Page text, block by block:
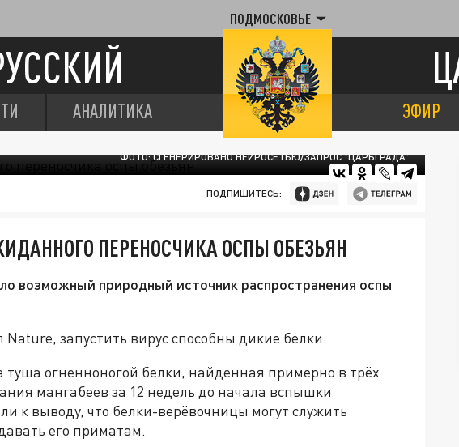
ПОДМОСКОВЬЕ
АНАЛИТИКА ЭФИР
ФОТО: СГЕНЕРИРОВАНО НЕЙРОСЕТЬЮ/ЗАПРОС "ЦАРЬГРАДА"
ПОДПИШИТЕСЬ:
ПЕРЕНОСЧИКА ОСПЫ ОБЕЗЬЯН
возможный природный источник распространения оспы
запустить вирус способны дикие белки.
туша огненноногой белки, найденная примерно в трёх
мангабеев за 12 недель до начала вспышки
к выводу, что белки-верёвочницы могут служить
его приматам.